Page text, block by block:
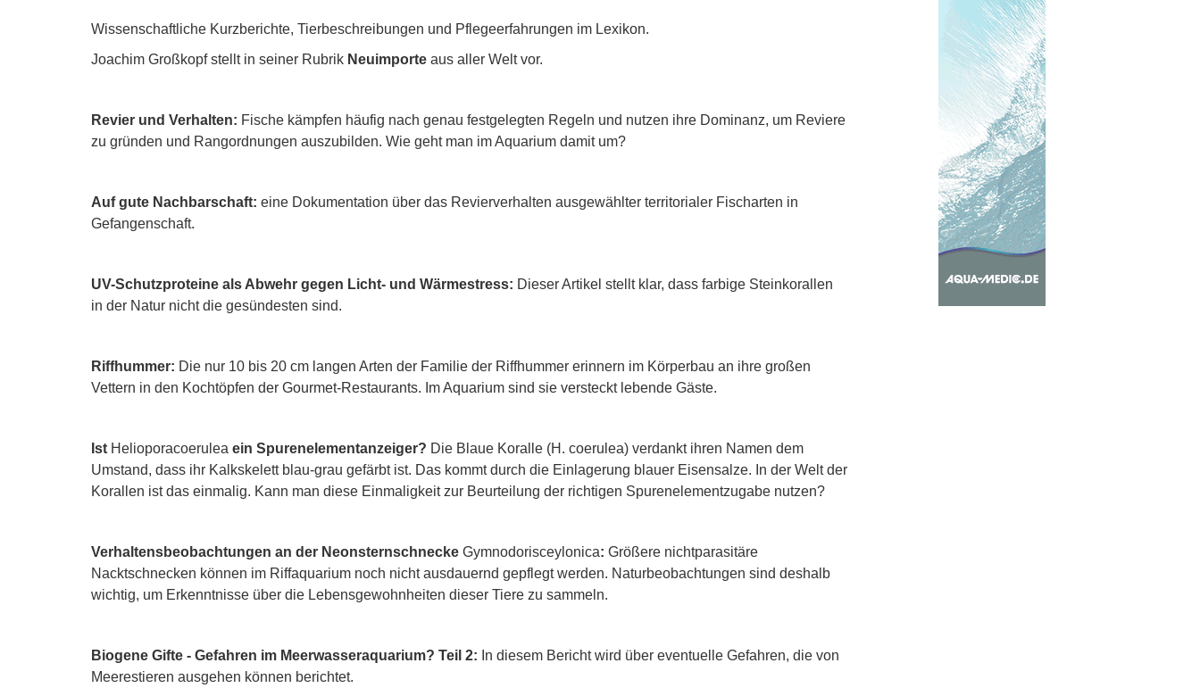
Wissenschaftliche Kurzberichte, Tierbeschreibungen und Pflegeerfahrungen im Lexikon.
Joachim Großkopf stellt in seiner Rubrik Neuimporte aus aller Welt vor.
Revier und Verhalten: Fische kämpfen häufig nach genau festgelegten Regeln und nutzen ihre Dominanz, um Reviere
zu gründen und Rangordnungen auszubilden. Wie geht man im Aquarium damit um?
Auf gute Nachbarschaft: eine Dokumentation über das Revierverhalten ausgewählter territorialer Fischarten in
Gefangenschaft.
UV-Schutzproteine als Abwehr gegen Licht- und Wärmestress: Dieser Artikel stellt klar, dass farbige Steinkorallen
in der Natur nicht die gesündesten sind.
Riffhummer: Die nur 10 bis 20 cm langen Arten der Familie der Riffhummer erinnern im Körperbau an ihre großen
Vettern in den Kochtöpfen der Gourmet-Restaurants. Im Aquarium sind sie versteckt lebende Gäste.
Ist Helioporacoerulea ein Spurenelementanzeiger? Die Blaue Koralle (H. coerulea) verdankt ihren Namen dem
Umstand, dass ihr Kalkskelett blau-grau gefärbt ist. Das kommt durch die Einlagerung blauer Eisensalze. In der Welt der
Korallen ist das einmalig. Kann man diese Einmaligkeit zur Beurteilung der richtigen Spurenelementzugabe nutzen?
Verhaltensbeobachtungen an der Neonsternschnecke Gymnodorisceylonica: Größere nichtparasitäre
Nacktschnecken können im Riffaquarium noch nicht ausdauernd gepflegt werden. Naturbeobachtungen sind deshalb
wichtig, um Erkenntnisse über die Lebensgewohnheiten dieser Tiere zu sammeln.
Biogene Gifte - Gefahren im Meerwasseraquarium? Teil 2: In diesem Bericht wird über eventuelle Gefahren, die von
Meerestieren ausgehen können berichtet.